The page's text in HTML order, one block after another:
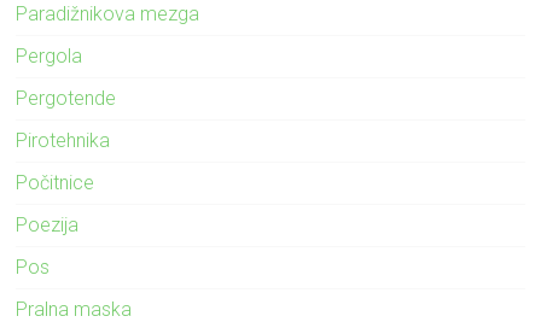
Paradižnikova mezga
Pergola
Pergotende
Pirotehnika
Počitnice
Poezija
Pos
Pralna maska